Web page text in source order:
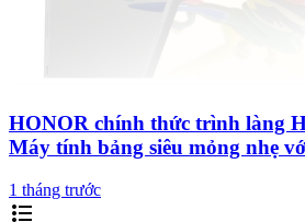
HONOR chính thức trình làng
Máy tính bảng siêu mỏng nhẹ
1 tháng trước
format_list_bulleted